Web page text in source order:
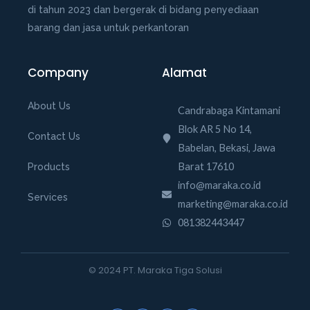
di tahun 2023 dan bergerak di bidang penyediaan
barang dan jasa untuk perkantoran
Company
About Us
Contact Us
Products
Services
Alamat
Candrabaga Kintamani
Blok AR 5 No 14,
Babelan, Bekasi, Jawa
Barat 17610
info@maraka.co.id
marketing@maraka.co.id
081382443447
© 2024 PT. Maraka Tiga Solusi